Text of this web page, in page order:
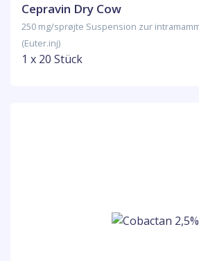
Cepravin Dry Cow
250 mg/sprøjte Suspension zur
(Euter.inj)
1 x 20 Stück